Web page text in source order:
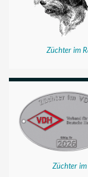
Züchter im
Züchter